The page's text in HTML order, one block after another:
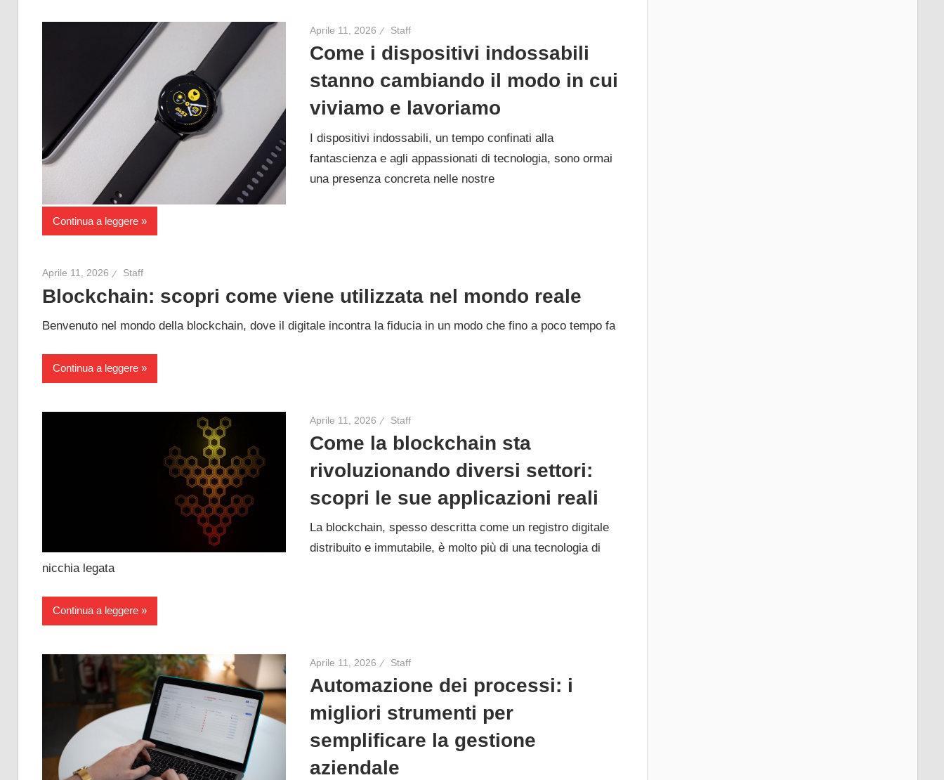
Aprile 11, 2026 Staff
Come i dispositivi indossabili
stanno cambiando il modo in cui
viviamo e lavoriamo
I dispositivi indossabili, un tempo confinati alla
fantascienza e agli appassionati di tecnologia, sono ormai
una presenza concreta nelle nostre
Continua a leggere
Aprile 11, 2026 Staff
Blockchain: scopri come viene utilizzata nel mondo reale
Benvenuto nel mondo della blockchain, dove il digitale incontra la fiducia in un modo che fino a poco tempo fa
Continua a leggere
Aprile 11, 2026 Staff
Come la blockchain sta
rivoluzionando diversi settori:
scopri le sue applicazioni reali
La blockchain, spesso descritta come un registro digitale
distribuito e immutabile, è molto più di una tecnologia di
nicchia legata
Continua a leggere
Aprile 11, 2026 Staff
Automazione dei processi: i
migliori strumenti per
semplificare la gestione
aziendale